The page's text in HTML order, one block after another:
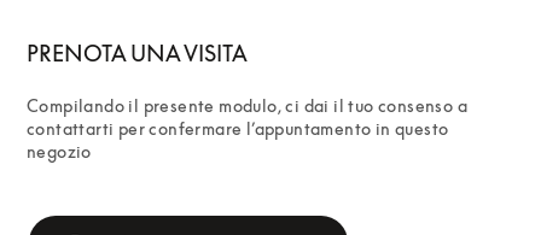
PRENOTA UNA VISITA
Compilando il presente modulo, ci dai il tuo consenso a
contattarti per confermare l’appuntamento in questo
negozio